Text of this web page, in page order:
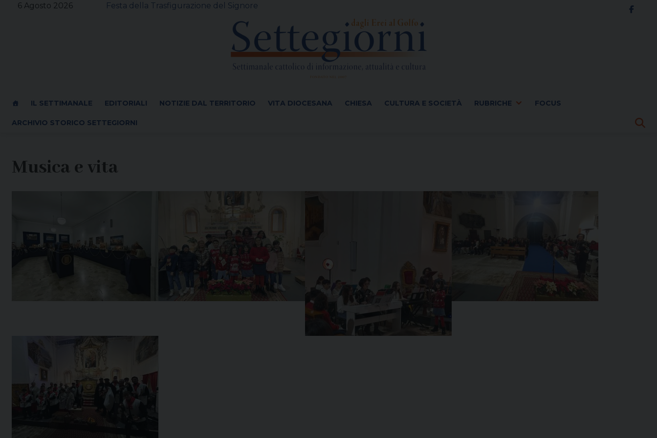
6 Agosto 2026 Festa della Trasfigurazione del Signore
IL SETTIMANALE EDITORIALI NOTIZIE DAL TERRITORIO VITA DIOCESANA CHIESA CULTURA E SOCIETÀ RUBRICHE FOCUS
ARCHIVIO STORICO SETTEGIORNI
Musica e vita